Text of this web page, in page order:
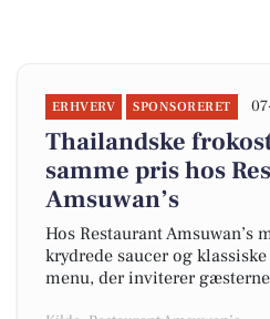
ERHVERV SPONSORERET
Thailandske
samme pris hos
Amsuwan’s
Hos Restaurant Amsuwan’s
krydrede saucer og
menu, der inviterer